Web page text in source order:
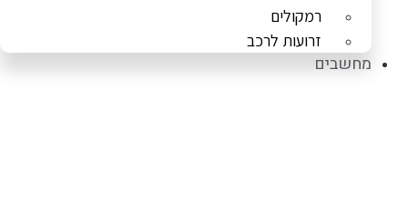
רמקולים
זרועות לרכב
מחשבים